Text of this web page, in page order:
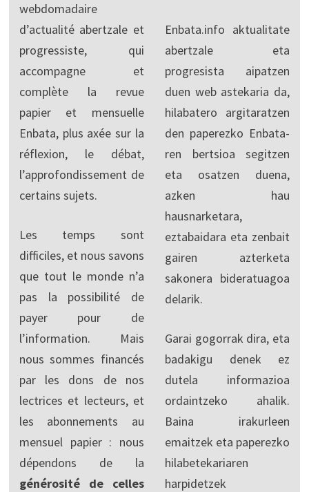
webdomadaire
d’actualité abertzale et
progressiste, qui
accompagne et
complète la revue
papier et mensuelle
Enbata, plus axée sur la
réflexion, le débat,
l’approfondissement de
certains sujets.
Les temps sont
difficiles, et nous savons
que tout le monde n’a
pas la possibilité de
payer pour de
l’information. Mais
nous sommes financés
par les dons de nos
lectrices et lecteurs, et
les abonnements au
mensuel papier : nous
dépendons de la
générosité de celles
Enbata.info aktualitate
abertzale eta
progresista aipatzen
duen web astekaria da,
hilabatero argitaratzen
den paperezko Enbata-
ren bertsioa segitzen
eta osatzen duena,
azken hau
hausnarketara,
eztabaidara eta zenbait
gairen azterketa
sakonera bideratuagoa
delarik.
Garai gogorrak dira, eta
badakigu denek ez
dutela informazioa
ordaintzeko ahalik.
Baina irakurleen
emaitzek eta paperezko
hilabetekariaren
harpidetzek